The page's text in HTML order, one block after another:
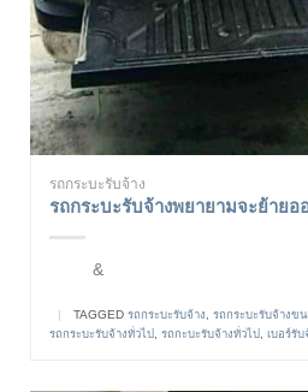
รถกระบะรับจ้าง
รถกระบะรับจ้างพยายามจะย้าย
&
| TAGGED รถกระบะรับจ้าง รถกระบะรับจ้างข
รถกระบะรับจ้างทั่วไป
รถกะบะรับจ้างทั่วไป เบอร์รับ